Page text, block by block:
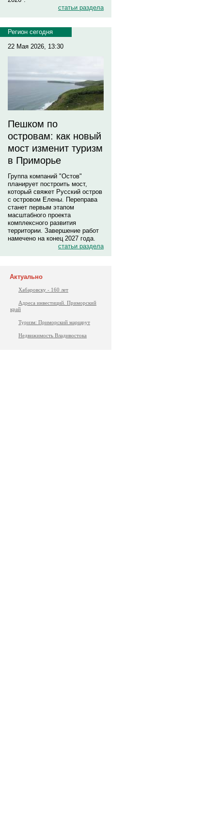
статьи раздела
Регион сегодня
22 Мая 2026, 13:30
Пешком по
островам: как новый
мост изменит туризм
в Приморье
Группа компаний "Остов"
планирует построить мост,
который свяжет Русский остров
с островом Елены. Переправа
станет первым этапом
масштабного проекта
комплексного развития
территории. Завершение работ
намечено на конец 2027 года.
статьи раздела
Актуально
Хабаровску - 160 лет
Адреса инвестиций. Приморский
край
Туризм: Приморский маршрут
Недвижимость Владивостока